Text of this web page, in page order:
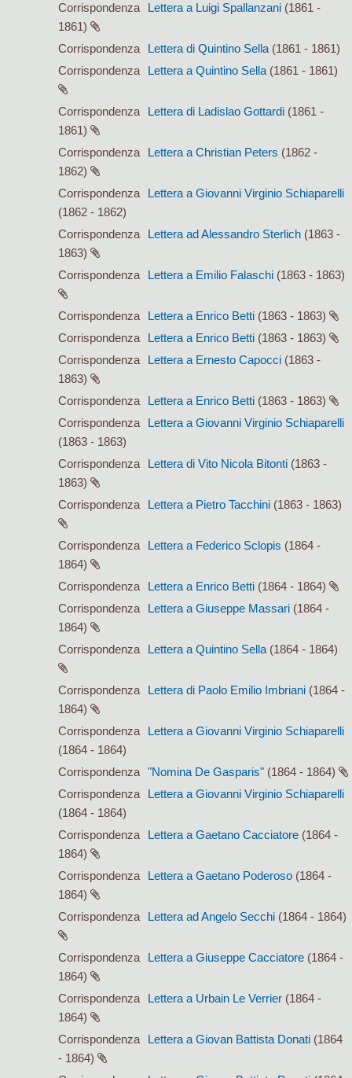
Corrispondenza
Lettera a Luigi Spallanzani (1861 -
1861)
Corrispondenza
Lettera di Quintino Sella (1861 - 1861)
Corrispondenza
Lettera a Quintino Sella (1861 - 1861)
Corrispondenza Lettera di Ladislao Gottardi (1861 -
1861)
Corrispondenza
Lettera a Christian Peters (1862 -
1862)
Corrispondenza
Lettera a Giovanni Virginio Schiaparelli
(1862 - 1862)
Corrispondenza
Lettera ad Alessandro Sterlich (1863 -
1863)
Corrispondenza
Lettera a Emilio Falaschi (1863 - 1863)
Corrispondenza Lettera a Enrico Betti (1863 - 1863)
Corrispondenza
Lettera a Enrico Betti (1863 - 1863)
Corrispondenza
Lettera a Ernesto Capocci (1863 -
1863)
Corrispondenza
Lettera a Enrico Betti (1863 - 1863)
Corrispondenza
Lettera a Giovanni Virginio Schiaparelli
(1863 - 1863)
Corrispondenza
Lettera di Vito Nicola Bitonti (1863 -
1863)
Corrispondenza
Lettera a Pietro Tacchini (1863 - 1863)
Corrispondenza Lettera a Federico Sclopis (1864 -
1864)
Corrispondenza
Lettera a Enrico Betti (1864 - 1864)
Corrispondenza
Lettera a Giuseppe Massari (1864 -
1864)
Corrispondenza
Lettera a Quintino Sella (1864 - 1864)
Corrispondenza Lettera di Paolo Emilio Imbriani (1864 -
1864)
Corrispondenza
Lettera a Giovanni Virginio Schiaparelli
(1864 - 1864)
Corrispondenza
"Nomina De Gasparis" (1864 - 1864)
Corrispondenza
Lettera a Giovanni Virginio Schiaparelli
(1864 - 1864)
Corrispondenza
Lettera a Gaetano Cacciatore (1864 -
1864)
Corrispondenza
Lettera a Gaetano Poderoso (1864 -
1864)
Corrispondenza
Lettera ad Angelo Secchi (1864 - 1864)
Corrispondenza Lettera a Giuseppe Cacciatore (1864 -
1864)
Corrispondenza
Lettera a Urbain Le Verrier (1864 -
1864)
Corrispondenza
Lettera a Giovan Battista Donati (1864
- 1864)